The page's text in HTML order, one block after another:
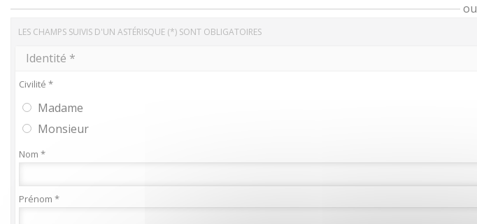
ou
LES CHAMPS SUIVIS D'UN ASTÉRISQUE (*) SONT OBLIGATOIRES
Identité *
Civilité *
Madame
Monsieur
Nom *
Prénom *